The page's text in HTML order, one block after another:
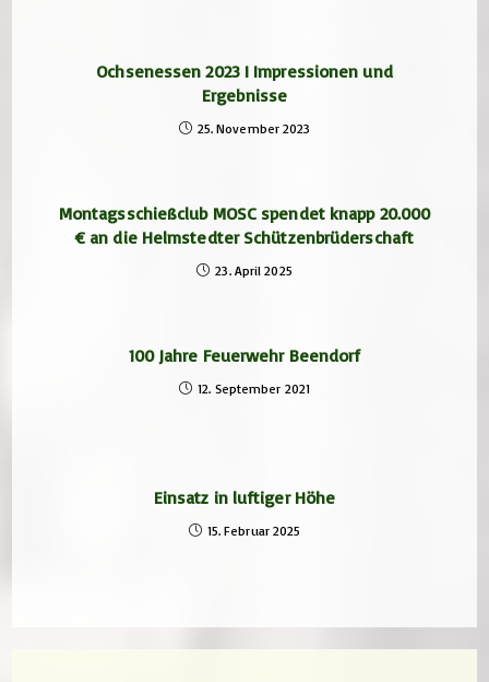
Ochsenessen 2023 I Impressionen und
Ergebnisse
25. November 2023
Montagsschießclub MOSC spendet knapp 20.000
€ an die Helmstedter Schützenbrüderschaft
23. April 2025
100 Jahre Feuerwehr Beendorf
12. September 2021
Einsatz in luftiger Höhe
15. Februar 2025